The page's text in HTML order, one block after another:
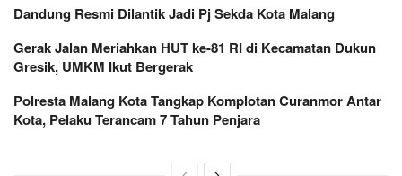
Dandung Resmi Dilantik Jadi Pj Sekda Kota Malang
Gerak Jalan Meriahkan HUT ke-81 RI di Kecamatan Dukun
Gresik, UMKM Ikut Bergerak
Polresta Malang Kota Tangkap Komplotan Curanmor Antar
Kota, Pelaku Terancam 7 Tahun Penjara